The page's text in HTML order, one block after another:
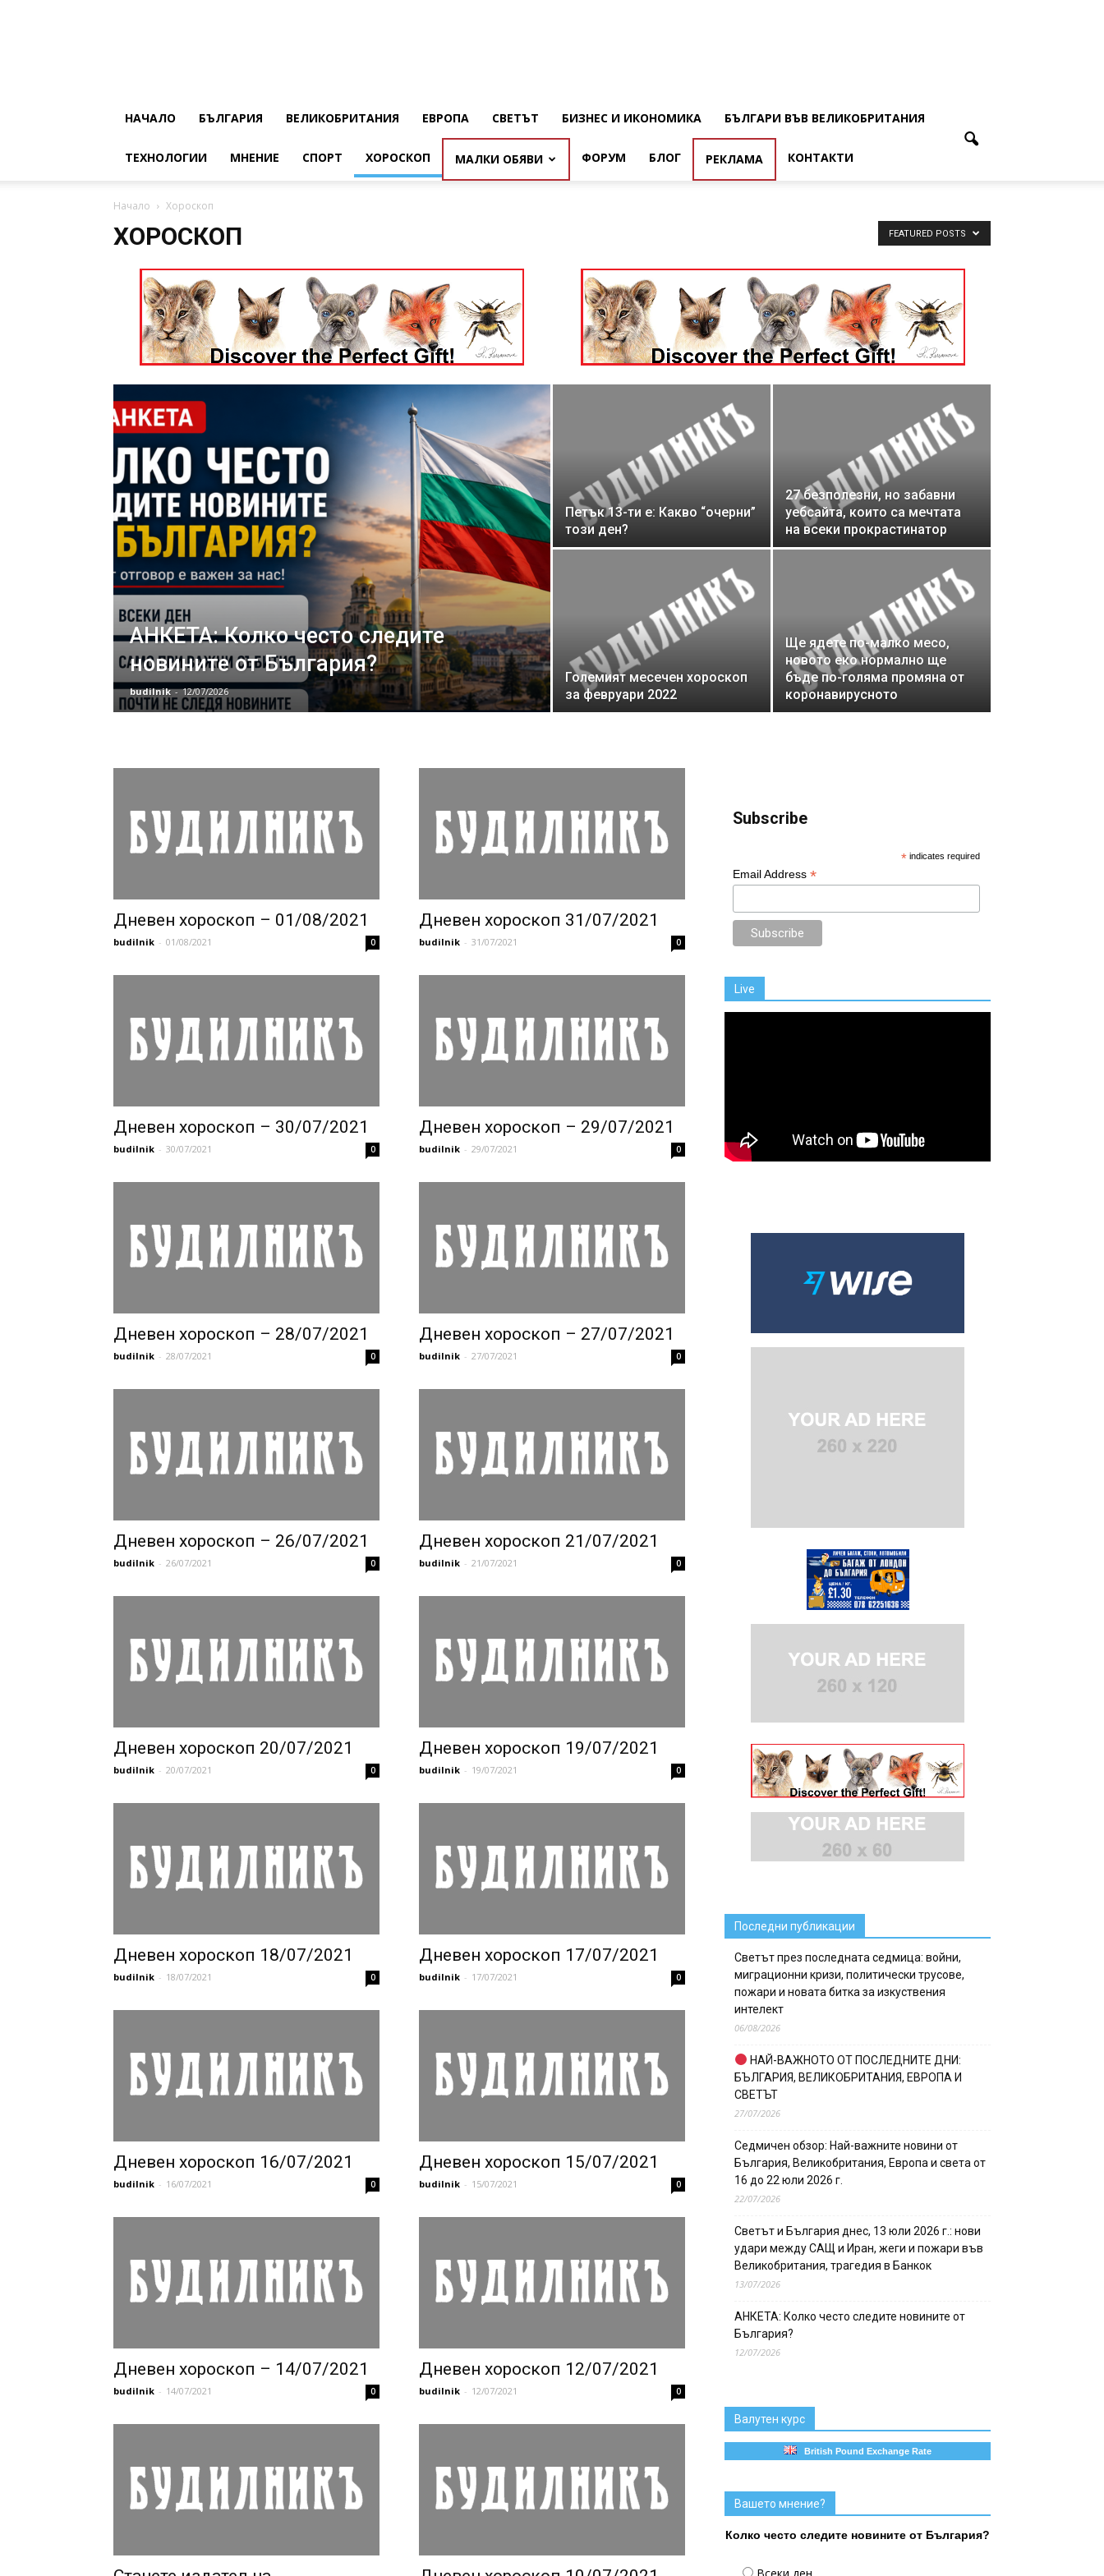
НАЧАЛО БЪЛГАРИЯ ВЕЛИКОБРИТАНИЯ ЕВРОПА СВЕТЪТ БИЗНЕС И ИКОНОМИКА БЪЛГАРИ ВЪВ ВЕЛИКОБРИТАНИЯ
ТЕХНОЛОГИИ МНЕНИЕ СПОРТ ХОРОСКОП МАЛКИ ОБЯВИ ФОРУМ БЛОГ РЕКЛАМА КОНТАКТИ
Начало Хороскоп
ХОРОСКОП FEATURED POSTS
АНКЕТА: Колко често следите
новините от България?
budilnik - 12/07/2026
Петък 13-ти е: Какво “очерни”
този ден?
27 безполезни, но забавни
уебсайта, които са мечтата
на всеки прокрастинатор
Големият месечен хороскоп
за февруари 2022
Ще ядете по-малко месо,
новото еко нормално ще
бъде по-голяма промяна от
коронавирусното
Дневен хороскоп – 01/08/2021
budilnik - 01/08/2021 0
Дневен хороскоп 31/07/2021
budilnik - 31/07/2021 0
Дневен хороскоп – 30/07/2021
budilnik - 30/07/2021 0
Дневен хороскоп – 29/07/2021
budilnik - 29/07/2021 0
Дневен хороскоп – 28/07/2021
budilnik - 28/07/2021 0
Дневен хороскоп – 27/07/2021
budilnik - 27/07/2021 0
Дневен хороскоп – 26/07/2021
budilnik - 26/07/2021 0
Дневен хороскоп 21/07/2021
budilnik - 21/07/2021 0
Дневен хороскоп 20/07/2021
budilnik - 20/07/2021 0
Дневен хороскоп 19/07/2021
budilnik - 19/07/2021 0
Дневен хороскоп 18/07/2021
budilnik - 18/07/2021 0
Дневен хороскоп 17/07/2021
budilnik - 17/07/2021 0
Дневен хороскоп 16/07/2021
budilnik - 16/07/2021 0
Дневен хороскоп 15/07/2021
budilnik - 15/07/2021 0
Дневен хороскоп – 14/07/2021
budilnik - 14/07/2021 0
Дневен хороскоп 12/07/2021
budilnik - 12/07/2021 0
Subscribe
* indicates required
Email Address *
Live
Последни публикации
Светът през последната седмица: войни,
миграционни кризи, политически трусове,
пожари и новата битка за изкуствения
интелект
06/08/2026
НАЙ-ВАЖНОТО ОТ ПОСЛЕДНИТЕ ДНИ:
БЪЛГАРИЯ, ВЕЛИКОБРИТАНИЯ, ЕВРОПА И
СВЕТЪТ
27/07/2026
Седмичен обзор: Най-важните новини от
България, Великобритания, Европа и света от
16 до 22 юли 2026 г.
22/07/2026
Светът и България днес, 13 юли 2026 г.: нови
удари между САЩ и Иран, жеги и пожари във
Великобритания, трагедия в Банкок
13/07/2026
АНКЕТА: Колко често следите новините от
България?
12/07/2026
Валутен курс
British Pound Exchange Rate
Вашето мнение?
Колко често следите новините от България?